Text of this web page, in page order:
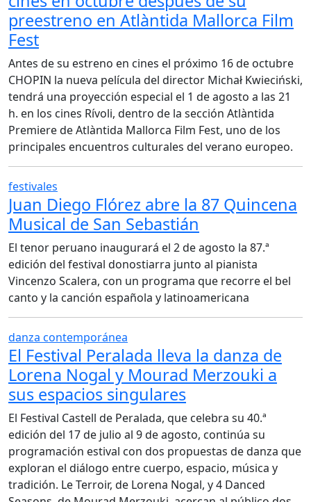
preestreno en Atlàntida Mallorca Film
Fest
Antes de su estreno en cines el próximo 16 de octubre
CHOPIN la nueva película del director Michał Kwieciński,
tendrá una proyección especial el 1 de agosto a las 21
h. en los cines Rívoli, dentro de la sección Atlàntida
Premiere de Atlàntida Mallorca Film Fest, uno de los
principales encuentros culturales del verano europeo.
festivales
Juan Diego Flórez abre la 87 Quincena
Musical de San Sebastián
El tenor peruano inaugurará el 2 de agosto la 87.ª
edición del festival donostiarra junto al pianista
Vincenzo Scalera, con un programa que recorre el bel
canto y la canción española y latinoamericana
danza contemporánea
El Festival Peralada lleva la danza de
Lorena Nogal y Mourad Merzouki a
sus espacios singulares
El Festival Castell de Peralada, que celebra su 40.ª
edición del 17 de julio al 9 de agosto, continúa su
programación estival con dos propuestas de danza que
exploran el diálogo entre cuerpo, espacio, música y
tradición. Le Terroir, de Lorena Nogal, y 4 Danced